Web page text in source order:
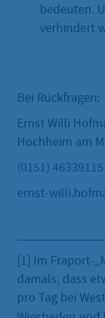
bedeuten.
verhindert
Bei Rückfragen:
Ernst Willi
Hochheim am
(0151) 46339115
ernst-
[1] Im Fraport-
damals, dass
pro Tag bei